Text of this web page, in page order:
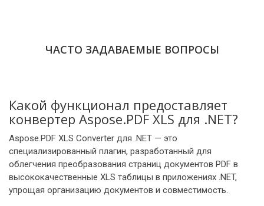
ЧАСТО ЗАДАВАЕМЫЕ ВОПРОСЫ
Какой функционал предоставляет
конвертер Aspose.PDF XLS для .NET?
Aspose.PDF XLS Converter для .NET — это
специализированный плагин, разработанный для
облегчения преобразования страниц документов PDF в
высококачественные XLS таблицы в приложениях .NET,
упрощая организацию документов и совместимость.